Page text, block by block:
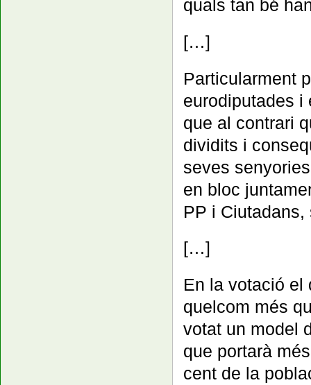
quals tan bé
[…]
Particularment
eurodiputades i
que al contrari
dividits i
seves
en bloc
PP i Ciutadans,
[…]
En la votació el
quelcom més
votat un model
que portarà
cent de la